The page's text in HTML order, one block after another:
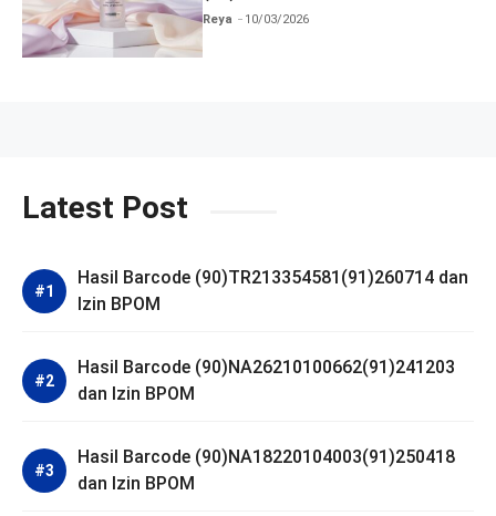
BPOM
Reya 10/03/2026
Latest Post
Hasil Barcode (90)TR213354581(91)260714 dan
Izin BPOM
Hasil Barcode (90)NA26210100662(91)241203
dan Izin BPOM
Hasil Barcode (90)NA18220104003(91)250418
dan Izin BPOM